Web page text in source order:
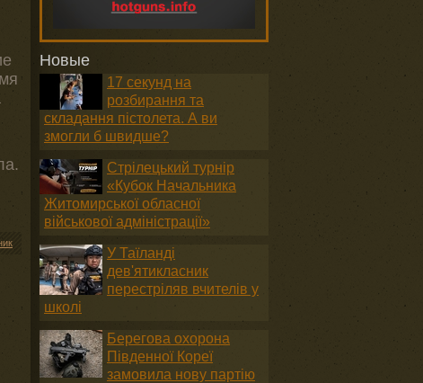
Новые
17 секунд на
розбирання та
складання пістолета. А ви
змогли б швидше?
Стрілецький турнір
«Кубок Начальника
Житомирської обласної
військової адміністрації»
У Таїланді
дев'ятикласник
перестріляв вчителів у
школі
Берегова охорона
Південної Кореї
замовила нову партію